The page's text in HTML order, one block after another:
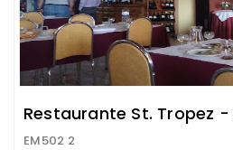
Restaurante St. Tropez
EM502 2